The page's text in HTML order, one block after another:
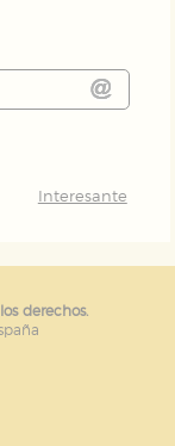
Interesante
derechos.